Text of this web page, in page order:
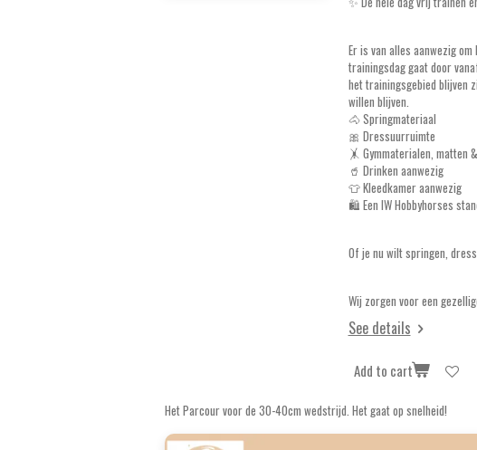
Er is van alles aanwezig
trainingsdag gaat door
het trainingsgebied blijven
willen blijven.
🐴 Springmateriaal
🎀 Dressuurruimte
🤸 Gymmaterialen, matten
🥤 Drinken aanwezig
👕 Kleedkamer aanwezig
🛍️ Een IW Hobbyhorses
Of je nu wilt springen,
Wij zorgen voor een
See details
Add to cart
Het Parcour voor de 30-40cm wedstrijd. Het gaat op snelheid!